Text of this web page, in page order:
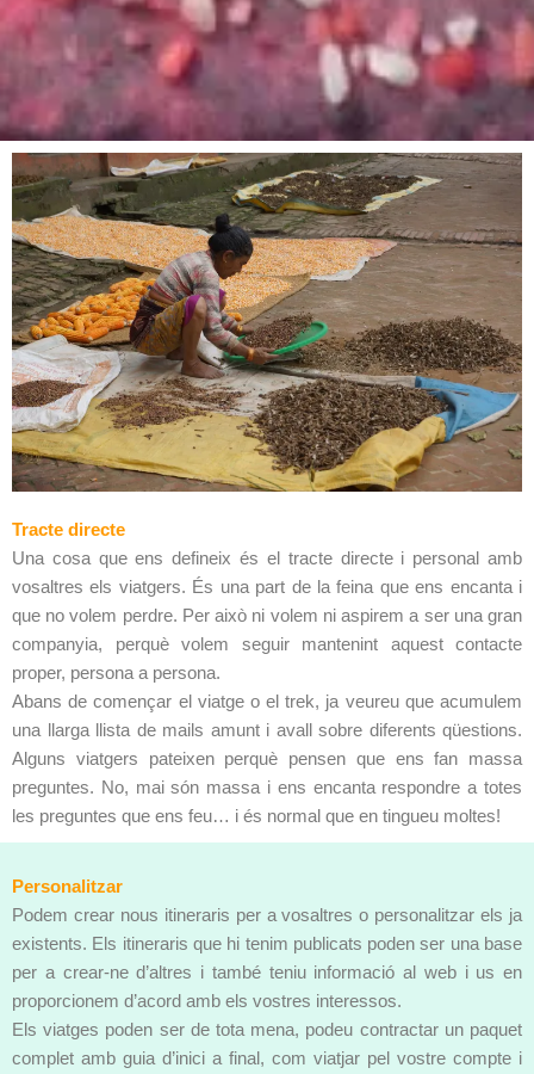
Tracte directe
Una cosa que ens defineix és el tracte directe i personal amb
vosaltres els viatgers. És una part de la feina que ens encanta i
que no volem perdre. Per això ni volem ni aspirem a ser una gran
companyia, perquè volem seguir mantenint aquest contacte
proper, persona a persona.
Abans de començar el viatge o el trek, ja veureu que acumulem
una llarga llista de mails amunt i avall sobre diferents qüestions.
Alguns viatgers pateixen perquè pensen que ens fan massa
preguntes. No, mai són massa i ens encanta respondre a totes
les preguntes que ens feu… i és normal que en tingueu moltes!
Personalitzar
Podem crear nous itineraris per a vosaltres o personalitzar els ja
existents. Els itineraris que hi tenim publicats poden ser una base
per a crear-ne d’altres i també teniu informació al web i us en
proporcionem d’acord amb els vostres interessos.
Els viatges poden ser de tota mena, podeu contractar un paquet
complet amb guia d’inici a final, com viatjar pel vostre compte i